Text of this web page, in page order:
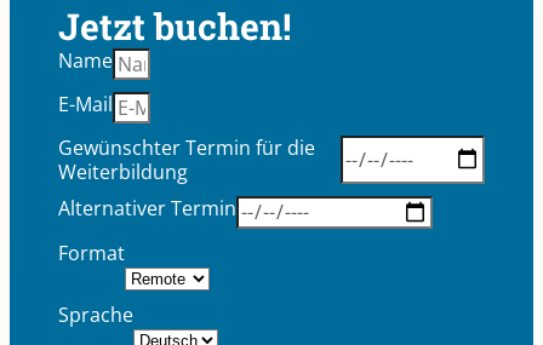
Jetzt buchen!
Name
E-Mail
Gewünschter Termin für die
Weiterbildung
Alternativer Termin
Format
Sprache